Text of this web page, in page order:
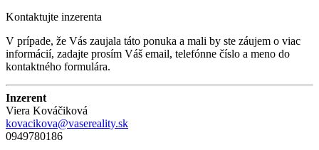
Kontaktujte inzerenta
V prípade, že Vás zaujala táto ponuka a mali by ste záujem o viac
informácií, zadajte prosím Váš email, telefónne číslo a meno do
kontaktného formulára.
Inzerent
Viera Kováčiková
kovacikova@vasereality.sk
0949780186